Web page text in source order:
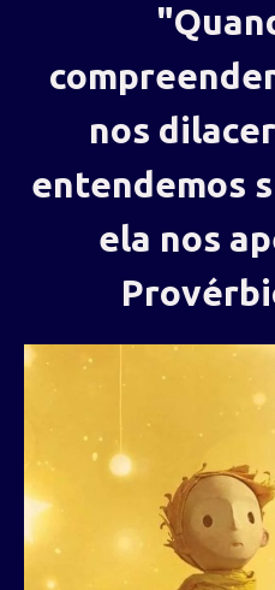
nos
entendemos
ela nos